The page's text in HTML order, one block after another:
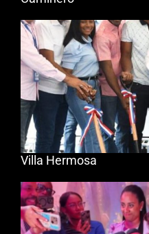
Villa Hermosa